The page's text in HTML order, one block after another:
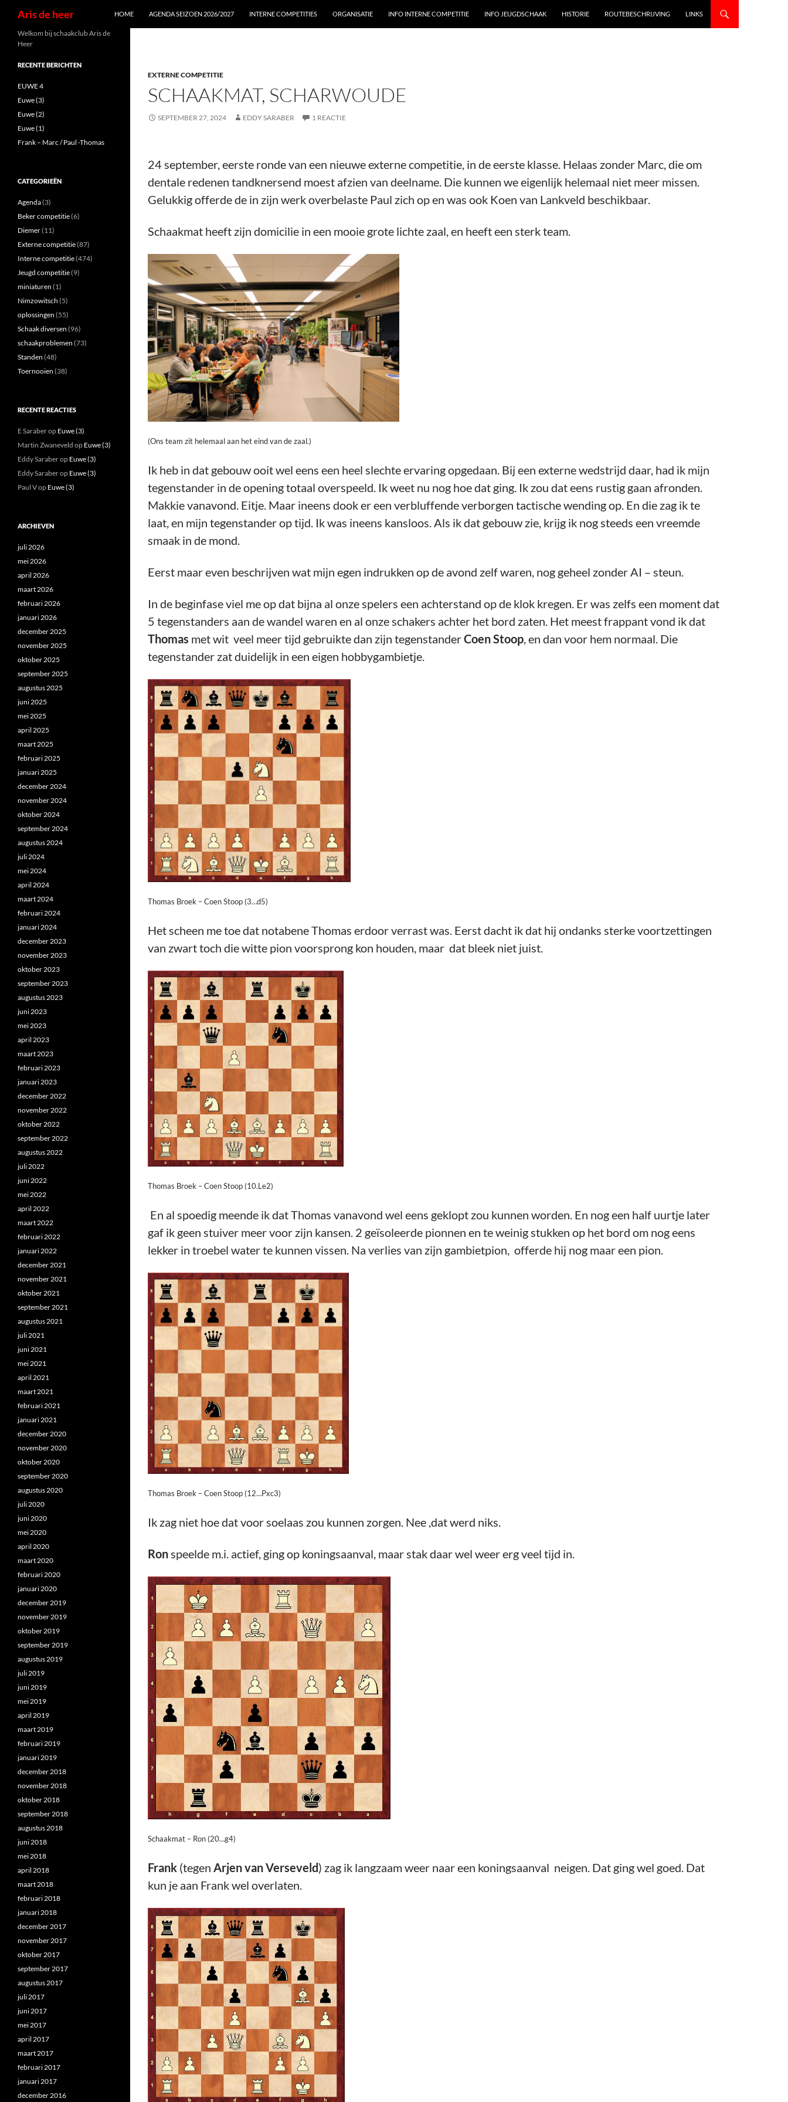
Aris de heer HOME AGENDA SEIZOEN 2026/2027 INTERNE COMPETITIES ORGANISATIE INFO INTERNE COMPETITIE INFO JEUGDSCHAAK HISTORIE ROUTEBESCHRIJVING LINKS
EXTERNE COMPETITIE
SCHAAKMAT, SCHARWOUDE
SEPTEMBER 27, 2024 EDDY SARABER 1 REACTIE
24 september, eerste ronde van een nieuwe externe competitie, in de eerste klasse. Helaas zonder Marc, die om
dentale redenen tandknersend moest afzien van deelname. Die kunnen we eigenlijk helemaal niet meer missen.
Gelukkig offerde de in zijn werk overbelaste Paul zich op en was ook Koen van Lankveld beschikbaar.
Schaakmat heeft zijn domicilie in een mooie grote lichte zaal, en heeft een sterk team.
(Ons team zit helemaal aan het eind van de zaal.)
Ik heb in dat gebouw ooit wel eens een heel slechte ervaring opgedaan. Bij een externe wedstrijd daar, had ik mijn
tegenstander in de opening totaal overspeeld. Ik weet nu nog hoe dat ging. Ik zou dat eens rustig gaan afronden.
Makkie vanavond. Eitje. Maar ineens dook er een verbluffende verborgen tactische wending op. En die zag ik te
laat, en mijn tegenstander op tijd. Ik was ineens kansloos. Als ik dat gebouw zie, krijg ik nog steeds een vreemde
smaak in de mond.
Eerst maar even beschrijven wat mijn egen indrukken op de avond zelf waren, nog geheel zonder AI – steun.
In de beginfase viel me op dat bijna al onze spelers een achterstand op de klok kregen. Er was zelfs een moment dat
5 tegenstanders aan de wandel waren en al onze schakers achter het bord zaten. Het meest frappant vond ik dat
Thomas met wit veel meer tijd gebruikte dan zijn tegenstanderCoen Stoop , en dan voor hem normaal. Die
tegenstander zat duidelijk in een eigen hobbygambietje.
Thomas Broek – Coen Stoop (3…d5)
Het scheen me toe dat notabene Thomas erdoor verrast was. Eerst dacht ik dat hij ondanks sterke voortzettingen
van zwart toch die witte pion voorsprong kon houden, maar dat bleek niet juist.
Thomas Broek – Coen Stoop (10.Le2)
En al spoedig meende ik dat Thomas vanavond wel eens geklopt zou kunnen worden. En nog een half uurtje later
gaf ik geen stuiver meer voor zijn kansen. 2 geïsoleerde pionnen en te weinig stukken op het bord om nog eens
lekker in troebel water te kunnen vissen. Na verlies van zijn gambietpion, offerde hij nog maar een pion.
Thomas Broek – Coen Stoop (12…Pxc3)
Ik zag niet hoe dat voor soelaas zou kunnen zorgen. Nee ,dat werd niks.
Ron speelde m.i. actief, ging op koningsaanval, maar stak daar wel weer erg veel tijd in.
Schaakmat – Ron (20…g4)
Frank (tegen Arjen van Verseveld) zag ik langzaam weer naar een koningsaanval neigen. Dat ging wel goed. Dat
kun je aan Frank wel overlaten.
Welkom bij schaakclub Aris de
Heer
RECENTE BERICHTEN
EUWE 4
Euwe (3)
Euwe (2)
Euwe (1)
Frank – Marc / Paul -Thomas
CATEGORIEËN
Agenda(3)
Beker competitie(6)
Diemer(11)
Externe competitie(87)
Interne competitie(474)
Jeugd competitie(9)
miniaturen (1)
Nimzowitsch (5)
oplossingen (55)
Schaak diversen (96)
schaakproblemen (73)
Standen (48)
Toernooien (38)
RECENTE REACTIES
E Saraberop Euwe (3)
Martin Zwaneveld op Euwe (3)
Eddy Saraberop Euwe (3)
Eddy Saraberop Euwe (3)
Paul Vop Euwe (3)
ARCHIEVEN
juli 2026
mei 2026
april 2026
maart 2026
februari 2026
januari 2026
december 2025
november 2025
oktober 2025
september 2025
augustus 2025
juni 2025
mei 2025
april 2025
maart 2025
februari 2025
januari 2025
december 2024
november 2024
oktober 2024
september 2024
augustus 2024
juli 2024
mei 2024
april 2024
maart 2024
februari 2024
januari 2024
december 2023
november 2023
oktober 2023
september 2023
augustus 2023
juni 2023
mei 2023
april 2023
maart 2023
februari 2023
januari 2023
december 2022
november 2022
oktober 2022
september 2022
augustus 2022
juli 2022
juni 2022
mei 2022
april 2022
maart 2022
februari 2022
januari 2022
december 2021
november 2021
oktober 2021
september 2021
augustus 2021
juli 2021
juni 2021
mei 2021
april 2021
maart 2021
februari 2021
januari 2021
december 2020
november 2020
oktober 2020
september 2020
augustus 2020
juli 2020
juni 2020
mei 2020
april 2020
maart 2020
februari 2020
januari 2020
december 2019
november 2019
oktober 2019
september 2019
augustus 2019
juli 2019
juni 2019
mei 2019
april 2019
maart 2019
februari 2019
januari 2019
december 2018
november 2018
oktober 2018
september 2018
augustus 2018
juni 2018
mei 2018
april 2018
maart 2018
februari 2018
januari 2018
december 2017
november 2017
oktober 2017
september 2017
augustus 2017
juli 2017
juni 2017
mei 2017
april 2017
maart 2017
februari 2017
januari 2017
december 2016